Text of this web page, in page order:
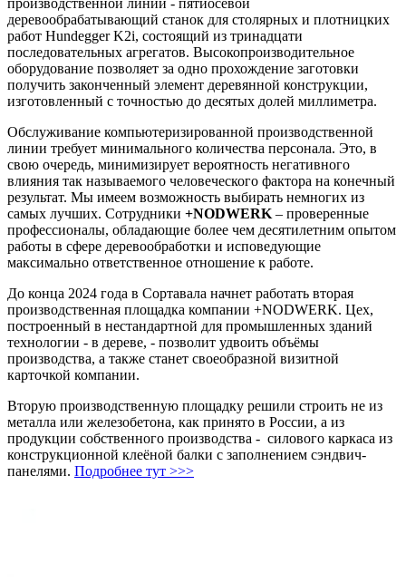
производственной линии - пятиосевой
деревообрабатывающий станок для столярных и плотницких
работ Hundegger K2i, состоящий из тринадцати
последовательных агрегатов. Высокопроизводительное
оборудование позволяет за одно прохождение заготовки
получить законченный элемент деревянной конструкции,
изготовленный с точностью до десятых долей миллиметра.
Обслуживание компьютеризированной производственной
линии требует минимального количества персонала. Это, в
свою очередь, минимизирует вероятность негативного
влияния так называемого человеческого фактора на конечный
результат. Мы имеем возможность выбирать немногих из
самых лучших. Сотрудники +NODWERK – проверенные
профессионалы, обладающие более чем десятилетним опытом
работы в сфере деревообработки и исповедующие
максимально ответственное отношение к работе.
До конца 2024 года в Сортавала начнет работать вторая
производственная площадка компании +NODWERK. Цех,
построенный в нестандартной для промышленных зданий
технологии - в дереве, - позволит удвоить объёмы
производства, а также станет своеобразной визитной
карточкой компании.
Вторую производственную площадку решили строить не из
металла или железобетона, как принято в России, а из
продукции собственного производства - силового каркаса из
конструкционной клеёной балки с заполнением сэндвич-
панелями. Подробнее тут >>>